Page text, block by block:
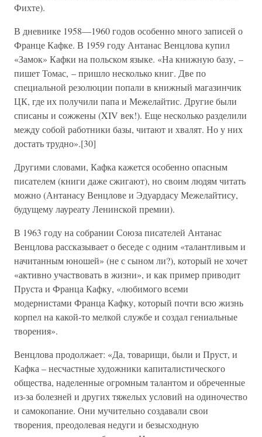
Фихте).
В дневнике 1958—1960 годов особенно много записей о
Франце Кафке. В 1959 году Антанас Венцлова купил
«Замок» Кафки на польском языке. «На книжную базу, –
пишет Томас, – пришло несколько книг. Две по
специальной резолюции попали в книжный магазинчик
ЦК, где их получили папа и Межелайтис. Другие были
списаны и сожжены (XIV век!). Еще несколько разделили
между собой работники базы, читают и хвалят. Но у них
достать трудно».[30]
Другими словами, Кафка кажется особенно опасным
писателем (книги даже сжигают), но своим людям читать
можно (Антанасу Венцлове и Эдуардасу Межелайтису,
будущему лауреату Ленинской премии).
В 1963 году на собрании Союза писателей Антанас
Венцлова рассказывает о беседе с одним «талантливым и
начитанным юношей» (не с сыном ли?), который не хочет
«активно участвовать в жизни», и как пример приводит
Пруста и Франца Кафку, «любимого всеми
модернистами Франца Кафку, который почти всю жизнь
корпел на какой-то мелкой службе и создал гениальные
творения».
Венцлова продолжает: «Да, товарищи, были и Пруст, и
Кафка – несчастные художники капиталистического
общества, наделенные огромным талантом и обреченные
из-за болезней и других тяжелых условий на одиночество
и самокопание. Они мучительно создавали свои
творения, преодолевая недуги и безысходную